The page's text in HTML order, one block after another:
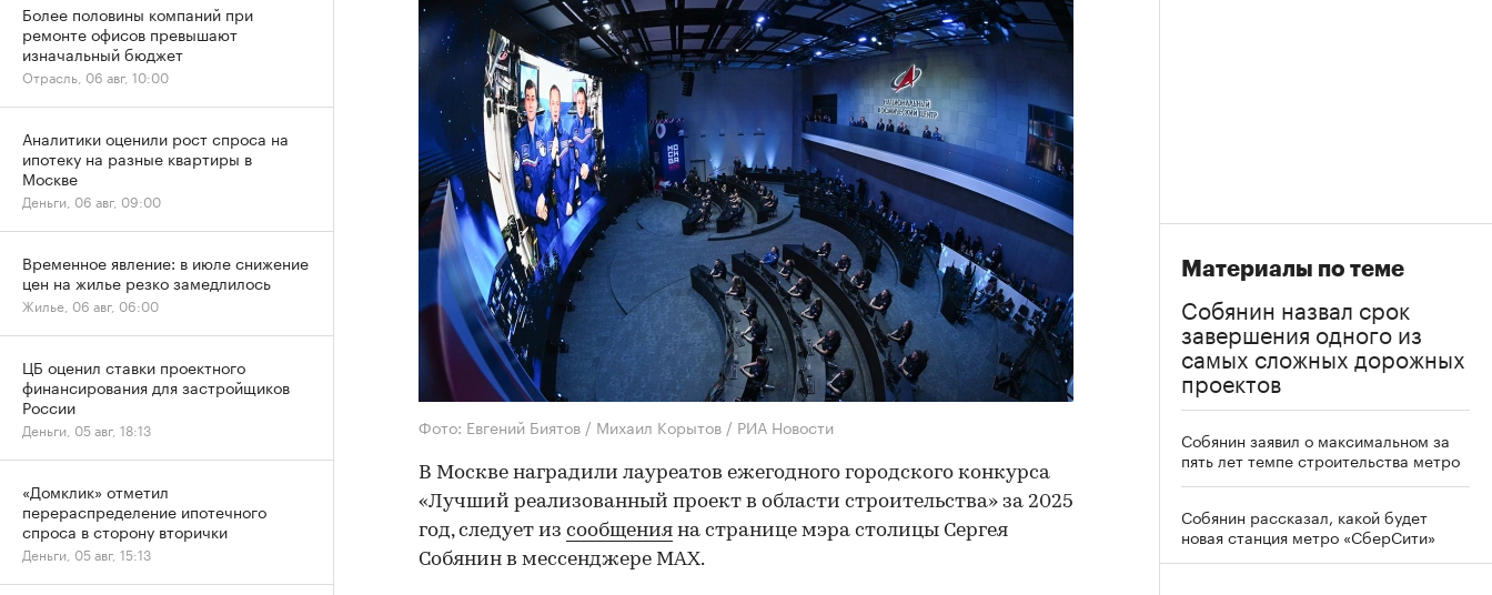
Фото: Евгений Биятов / Михаил Корытов / РИА Новости
В Москве наградили лауреатов ежегодного городского конкурса
«Лучший реализованный проект в области строительства» за 2025
год, следует из сообщения на странице мэра столицы Сергея
Собянин в мессенджере MAX.
Материалы по теме
Собянин назвал срок
завершения одного из
самых сложных дорожных
проектов
Собянин заявил о максимальном за
пять лет темпе строительства метро
Собянин рассказал, какой будет
новая станция метро «СберСити»
Более половины компаний при
ремонте офисов превышают
изначальный бюджет
Отрасль, 06 авг, 10:00
Аналитики оценили рост спроса на
ипотеку на разные квартиры в
Москве
Деньги, 06 авг, 09:00
Временное явление: в июле снижение
цен на жилье резко замедлилось
Жилье, 06 авг, 06:00
ЦБ оценил ставки проектного
финансирования для застройщиков
России
Деньги, 05 авг, 18:13
«Домклик» отметил
перераспределение ипотечного
спроса в сторону вторички
Деньги, 05 авг, 15:13